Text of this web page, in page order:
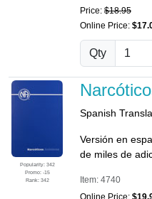
Price: $18.95
Online Price:
Qty
Popularity: 342
Promo: -15
Rank: 342
Spanish
Versión en
de miles de
Item: 4740
Online Price: